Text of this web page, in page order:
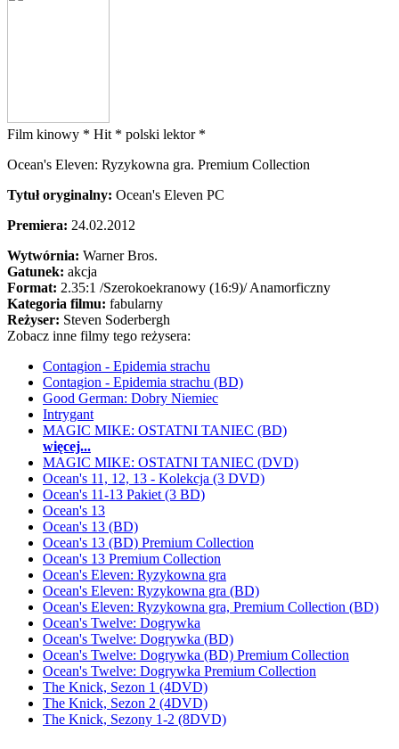
Film kinowy * Hit * polski lektor *
Ocean's Eleven: Ryzykowna gra. Premium Collection
Tytuł oryginalny: Ocean's Eleven PC
Premiera: 24.02.2012
Wytwórnia: Warner Bros.
Gatunek: akcja
Format: 2.35:1 /Szerokoekranowy (16:9)/Anamorficzny
Kategoria filmu: fabularny
Reżyser: Steven Soderbergh
Zobacz inne filmy tego reżysera:
Contagion - Epidemia strachu
Contagion - Epidemia strachu (BD)
Good German: Dobry Niemiec
Intrygant
MAGIC MIKE: OSTATNI TANIEC (BD)
więcej...
MAGIC MIKE: OSTATNI TANIEC (DVD)
Ocean's 11, 12, 13 - Kolekcja (3 DVD)
Ocean's 11-13 Pakiet (3 BD)
Ocean's 13
Ocean's 13 (BD)
Ocean's 13 (BD) Premium Collection
Ocean's 13 Premium Collection
Ocean's Eleven: Ryzykowna gra
Ocean's Eleven: Ryzykowna gra (BD)
Ocean's Eleven: Ryzykowna gra, Premium Collection (BD)
Ocean's Twelve: Dogrywka
Ocean's Twelve: Dogrywka (BD)
Ocean's Twelve: Dogrywka (BD) Premium Collection
Ocean's Twelve: Dogrywka Premium Collection
The Knick, Sezon 1 (4DVD)
The Knick, Sezon 2 (4DVD)
The Knick, Sezony 1-2 (8DVD)